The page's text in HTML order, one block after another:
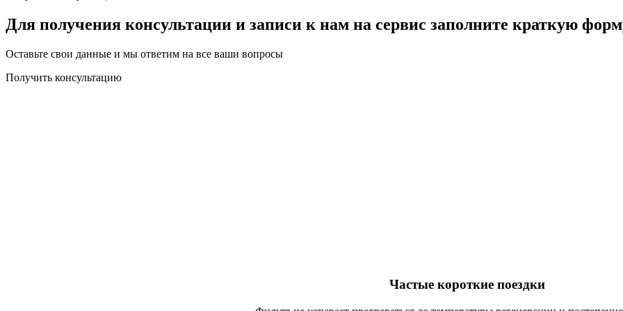
Для получения консультации и записи к нам на сервис заполните краткую
Оставьте свои данные и мы ответим на все ваши вопросы
Получить консультацию
Частые короткие поездки